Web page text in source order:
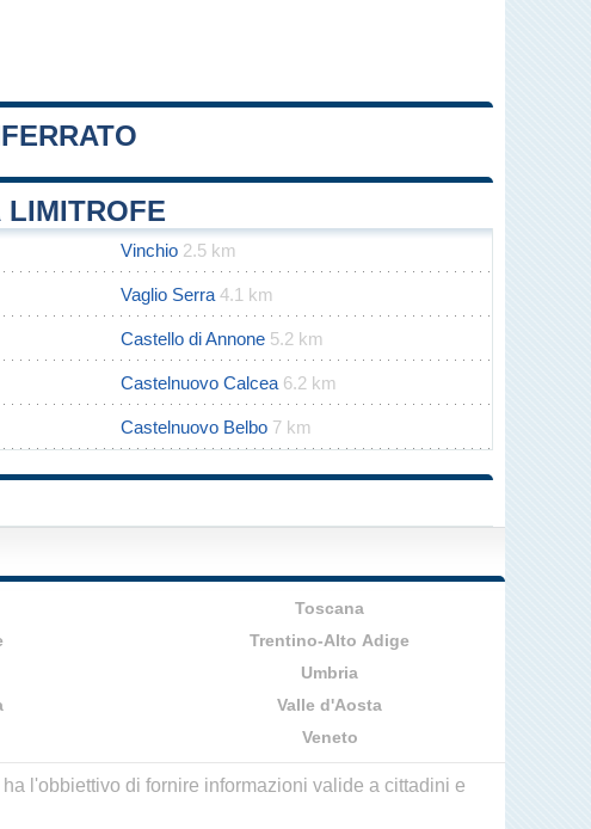
LIMITROFE
Vinchio 2.5 km
Vaglio Serra 4.1 km
Castello di Annone 5.2 km
Castelnuovo Calcea 6.2 km
Castelnuovo Belbo 7 km
Toscana
Trentino-Alto Adige
Umbria
Valle d'Aosta
Veneto
l'obbiettivo di fornire informazioni valide a cittadini e